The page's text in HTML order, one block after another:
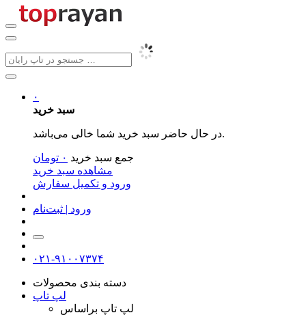
۰
سبد خرید
در حال حاضر سبد خرید شما خالی می‌باشد.
جمع سبد خرید ۰ تومان
مشاهده سبد خرید
ورود و تکمیل سفارش
ورود | ثبت‌نام
۰۲۱-۹۱۰۰۷۳۷۴
دسته بندی محصولات
لپ تاپ
لپ تاپ براساس